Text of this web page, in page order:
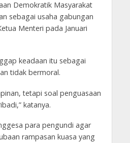
Demokratik Masyarakat
sebagai usaha gabungan
Menteri pada Januari
keadaan itu sebagai
tidak bermoral.
tetapi soal penguasaan
katanya.
para pengundi agar
rampasan kuasa yang